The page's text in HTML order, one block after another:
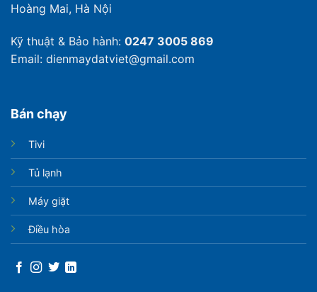
Hoàng Mai, Hà Nội
Kỹ thuật & Bảo hành: 0247 3005 869
Email: dienmaydatviet@gmail.com
Bán chạy
Tivi
Tủ lạnh
Máy giặt
Điều hòa